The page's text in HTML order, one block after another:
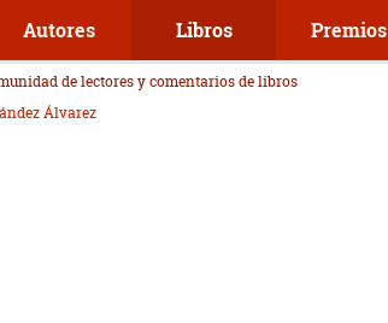
Autores Libros Premios
de lectores y comentarios de libros
Álvarez